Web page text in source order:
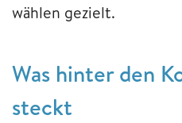
wählen gezielt.
Was hinter den
steckt